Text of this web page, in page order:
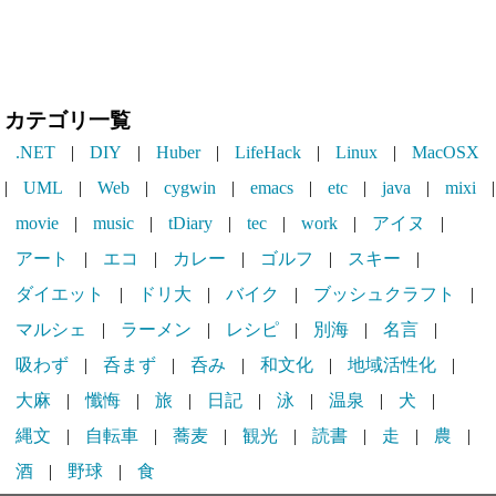
カテゴリ一覧
.NET | DIY | Huber | LifeHack | Linux |
MacOSX
|
UML | Web | cygwin | emacs | etc | java | mixi
|
movie
| music | tDiary | tec | work | アイヌ
|
アート
| エコ | カレー | ゴルフ | スキー
|
ダイエット
| ドリ大 | バイク | ブッシュクラフト
|
マルシェ
| ラーメン | レシピ | 別海 | 名言
|
吸わず
| 呑まず | 呑み | 和文化 | 地域活性化
|
大麻
| 懺悔 | 旅 | 日記 | 泳 | 温泉 | 犬
|
縄文
| 自転車 | 蕎麦 | 観光 | 読書 | 走 | 農
|
酒
| 野球 | 食